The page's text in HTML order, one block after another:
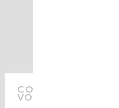
CONTRÔLEZ
VOS DONNÉES